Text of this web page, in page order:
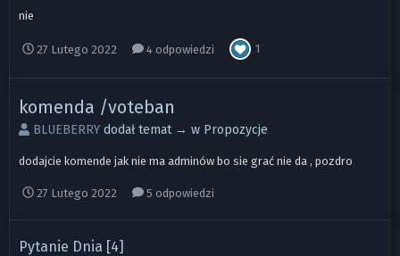
nie
27 Lutego 2022 4 odpowiedzi 1
komenda /voteban
BLUEBERRY dodał temat → w Propozycje
dodajcie komende jak nie ma adminów bo sie grać nie da , pozdro
27 Lutego 2022 5 odpowiedzi
Pytanie Dnia [4]